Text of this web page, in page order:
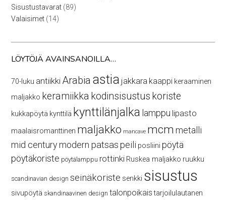
Sisustustavarat 8989
Valaisimet 1414
LÖYTÖJÄ AVAINSANOILLA…
70-luku antiikki Arabia astia jakkara kaappi keraaminen
maljakko keramiikka kodinsisustus koriste
kukkapöytä kynttilä kynttilänjalka lamppu lipasto
maalaisromanttinen maljakko mancave mcm metalli
mid century modern patsaspeili posliini pöytä
pöytäkoriste pöytälamppu rottinki Ruskea maljakko ruukku
scandinavian design seinäkoriste senkki sisustus
sivupöytä skandinaavinen design talonpoikais tarjoilulautanen